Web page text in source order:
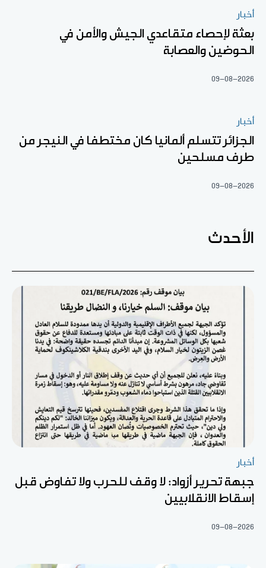
أخبار
بعثة لإحصاء متقاعدي الجيش والأمن في
الحوضين والعصابة
09-08-2026
أخبار
الجزائر تتسلم ألمانيا كان مختطفا في النيجر من
طرف مسلحين
09-08-2026
الأحدث
أخبار
جبهة تحرير أزواد: لا وقف للحرب ولا تفاوض قبل
إسقاط الانقلابيين
09-08-2026